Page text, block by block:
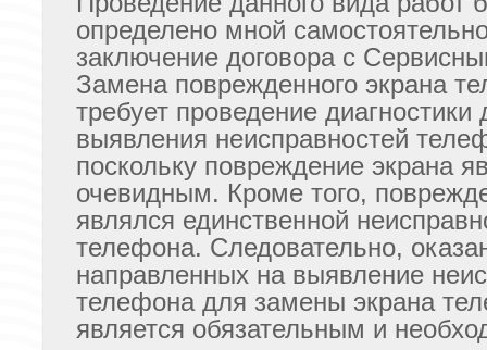
определено мной
заключение договора с
Замена поврежденного экрана
требует проведение диагностики
выявления неисправностей
поскольку повреждение экрана
очевидным. Кроме того,
являлся единственной
телефона. Следовательно,
направленных на выявление
телефона для замены экрана
является обязательным и